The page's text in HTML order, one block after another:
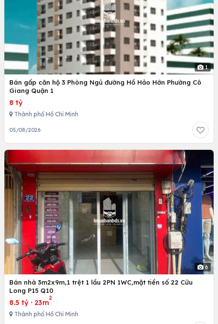
1
Bán gấp căn hộ 3 Phòng Ngủ đường Hồ Hảo Hớn Phường Cô
Giang Quận 1
8 tỷ
Thành phố Hồ Chí Minh
05/08/2026
6
Bán nhà 3m2x9m,1 trệt 1 lầu 2PN 1WC,mặt tiền số 22 Cửu
Long P15 Q10
8.5 tỷ · 23m
2
Thành phố Hồ Chí Minh